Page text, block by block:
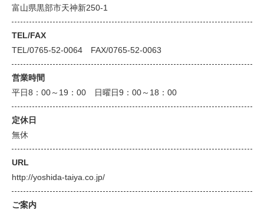
富山県黒部市天神新250-1
TEL/FAX
TEL/0765-52-0064 FAX/0765-52-0063
営業時間
平日8：00～19：00 日曜日9：00～18：00
定休日
無休
URL
http://yoshida-taiya.co.jp/
ご案内